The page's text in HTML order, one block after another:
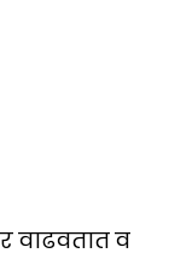
वाढवतात व